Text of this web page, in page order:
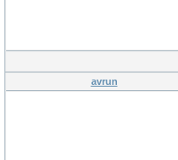
avrun